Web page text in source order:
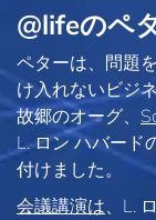
@lifeのペ
ペターは、問題
け入れないビジ
故郷のオーグ、
L. ロン ハバード
付けました。
会議講演は、L.